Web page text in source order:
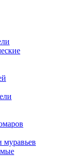
муравьев